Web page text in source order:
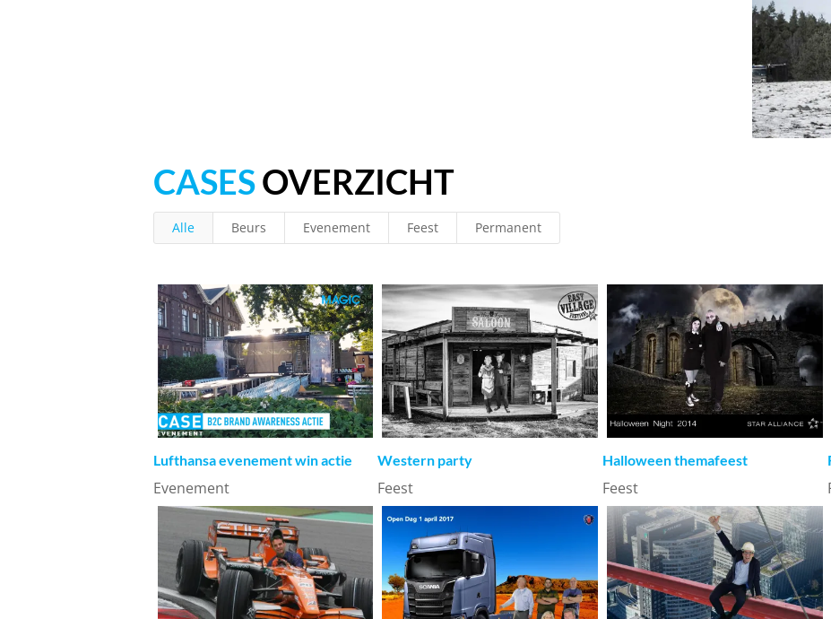
CASESOVERZICHT
Alle Beurs Evenement Feest Permanent
Lufthansa evenement win actie
Evenement
Western party
Feest
Halloween themafeest
Feest